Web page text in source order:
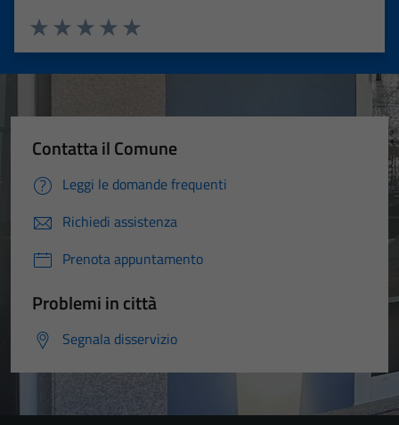
Valuta 5 stelle su 5
Valuta 4 stelle su 5
Valuta 3 stelle su 5
Valuta 2 stelle su 5
Valuta 1 stelle su 5
Contatta il Comune
Leggi le domande frequenti
Richiedi assistenza
Prenota appuntamento
Problemi in città
Segnala disservizio